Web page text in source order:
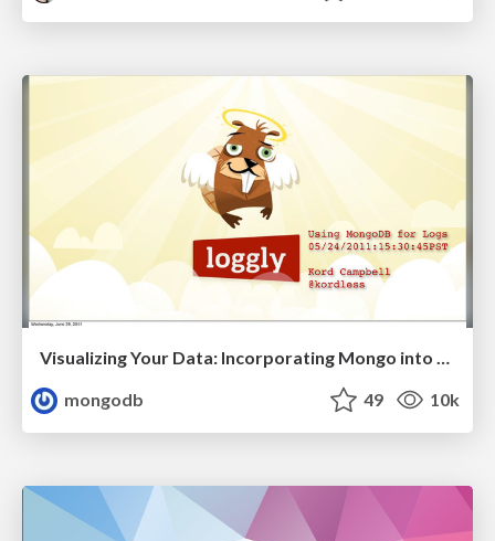
Visualizing Your Data: Incorporating Mongo into Loggly Infrastructure
mongodb
49 10k